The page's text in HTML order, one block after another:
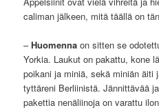
caliman jälkeen, mitä täällä on
–Huomenna on sitten se
Yorkia. Laukut on pakattu, kone
poikani ja miniä, sekä miniän äiti
tyttäreni Berliinistä. Jännittävää
pakettia nenäliinoja on varattu